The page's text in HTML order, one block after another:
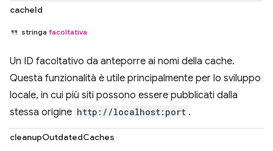
cacheId
stringa facoltativa
Un ID facoltativo da anteporre ai nomi della cache.
Questa funzionalità è utile principalmente per lo sviluppo
locale, in cui più siti possono essere pubblicati dalla
stessa origine http://localhost:port .
cleanupOutdatedCaches